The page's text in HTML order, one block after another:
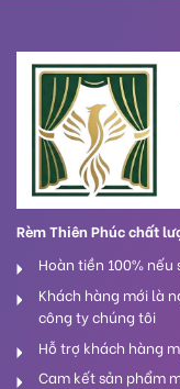
Rèm Thiên Phúc chất
Hoàn tiền 100%
Khách hàng mới là
công ty chúng tôi
Hỗ trợ khách hàng
Cam kết sản phẩm